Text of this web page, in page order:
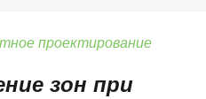
зон при